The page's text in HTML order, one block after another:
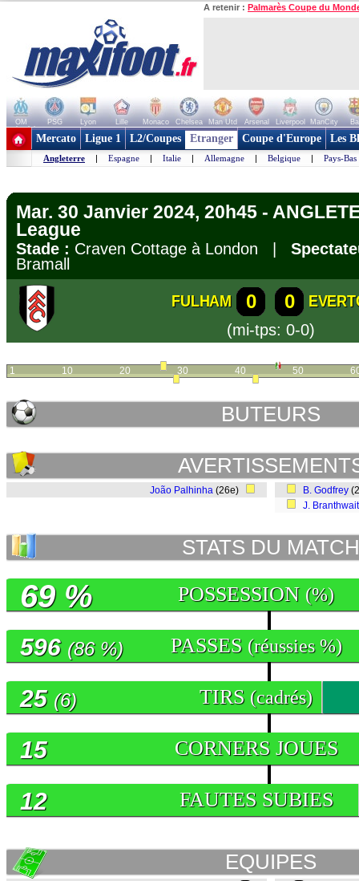
A retenir : Palmarès Coupe du
OM PSG Lyon Lille Monaco Chelsea Man Utd Arsenal Liverpool ManCity
+ de clubs
Mercato Ligue 1 L2/Coupes Etranger Coupe d'Europe Les
Angleterre | Espagne | Italie | Allemagne | Belgique | Pays-Bas
Mar. 30 Janvier 2024, 20h45 -
League
Stade : Craven Cottage à London |
Bramall
FULHAM 0 0
(mi-tps: 0-0)
1 10 20 30 40 50
BUTEURS
João Palhinha (26e) B. Godfrey
J.
STATS DU MATCH
POSSESSION (%)
69 %
PASSES (réussies %)
596 (86 %)
TIRS (cadrés)
25 (6)
CORNERS JOUES
15
FAUTES SUBIES
12
EQUIPES